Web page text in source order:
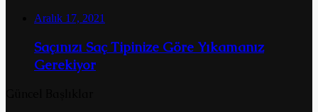
Aralık 17, 2021
Saçınızı Saç Tipinize Göre Yıkamanız
Gerekiyor